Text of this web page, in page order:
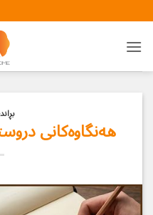
to
content
هەنگاوەكانی